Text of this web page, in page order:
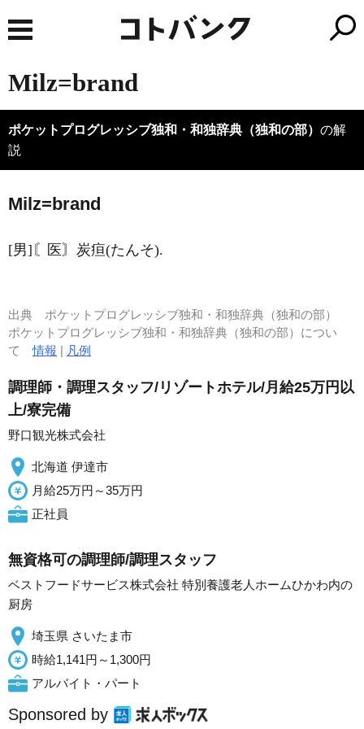
Milz=brand
ポケットプログレッシブ独和・和独辞典（独和の部） の解
説
Milz=brand
[男]〘医〙炭疸(たんそ).
出典 ポケットプログレッシブ独和・和独辞典（独和の部）
ポケットプログレッシブ独和・和独辞典（独和の部）につい
て情報 | 凡例
調理師・調理スタッフ/リゾートホテル/月給25万円以
上/寮完備
野口観光株式会社
北海道 伊達市
月給25万円～35万円
正社員
無資格可の調理師/調理スタッフ
ベストフードサービス株式会社 特別養護老人ホームひかわ内の
厨房
埼玉県 さいたま市
時給1,141円～1,300円
アルバイト・パート
Sponsored by